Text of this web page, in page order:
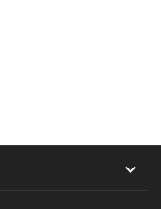
